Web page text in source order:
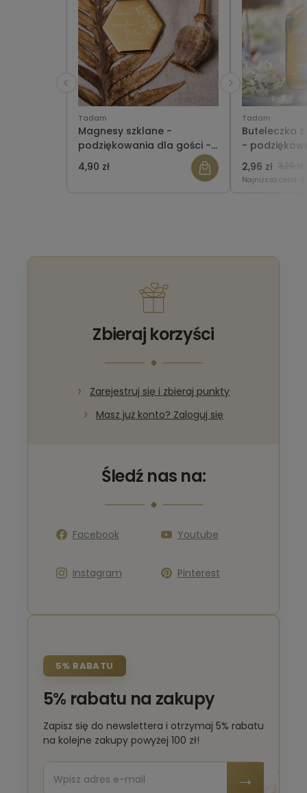
Tadam
Magnesy szklane -
podziękowania dla gości -
heksagon - wzór 2
4,90 zł
Tadam
Buteleczka
-
WZÓR 58
2,96 zł 3,29 zł
Najniższa cena:
Zbieraj korzyści
Zarejestruj się i zbieraj punkty
Masz już konto? Zaloguj się
Śledź nas na:
Facebook Youtube
Instagram Pinterest
5% RABATU
5% rabatu na zakupy
Zapisz się do newslettera i otrzymaj 5% rabatu
na kolejne zakupy powyżej 100 zł!